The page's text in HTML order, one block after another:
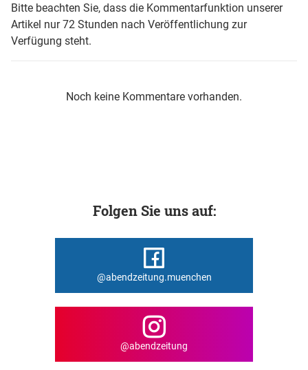
Bitte beachten Sie, dass die Kommentarfunktion unserer
Artikel nur 72 Stunden nach Veröffentlichung zur
Verfügung steht.
Noch keine Kommentare vorhanden.
Folgen Sie uns auf:
@abendzeitung.muenchen
@abendzeitung